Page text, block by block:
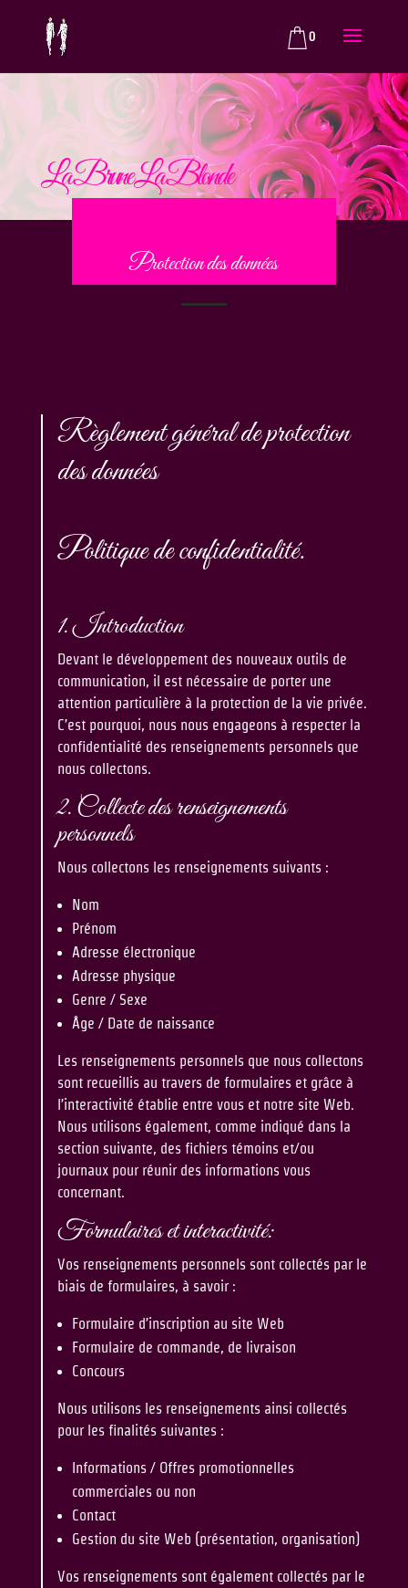
0
La Brune La Blonde
Protection des données
Règlement général de protection
des données
Politique de confidentialité.
1. Introduction
Devant le développement des nouveaux outils de
communication, il est nécessaire de porter une
attention particulière à la protection de la vie privée.
C’est pourquoi, nous nous engageons à respecter la
confidentialité des renseignements personnels que
nous collectons.
2. Collecte des renseignements
personnels
Nous collectons les renseignements suivants :
Nom
Prénom
Adresse électronique
Adresse physique
Genre / Sexe
Âge / Date de naissance
Les renseignements personnels que nous collectons
sont recueillis au travers de formulaires et grâce à
l’interactivité établie entre vous et notre site Web.
Nous utilisons également, comme indiqué dans la
section suivante, des fichiers témoins et/ou
journaux pour réunir des informations vous
concernant.
Formulaires et interactivité:
Vos renseignements personnels sont collectés par le
biais de formulaires, à savoir :
Formulaire d’inscription au site Web
Formulaire de commande, de livraison
Concours
Nous utilisons les renseignements ainsi collectés
pour les finalités suivantes :
Informations / Offres promotionnelles
commerciales ou non
Contact
Gestion du site Web (présentation, organisation)
Vos renseignements sont également collectés par le